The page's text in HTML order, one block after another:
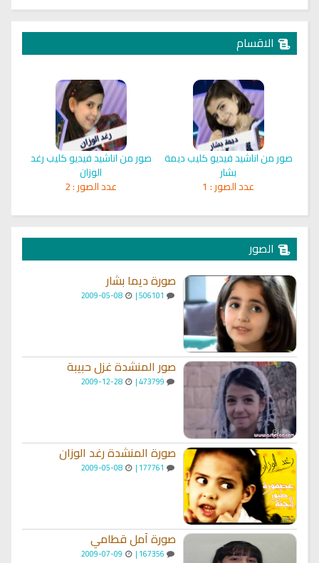
الاقسام
صور من اناشيد فيديو كليب ديمة
بشار
عدد الصور : 1
صور من اناشيد فيديو كليب رغد
الوزان
عدد الصور :2
الصور
صورة ديما بشار
2009-05-08
صور المنشدة غزل حبيبة
2009-12-28
صورة المنشدة رغد الوزان
2009-05-08
صورة أمل قطامي